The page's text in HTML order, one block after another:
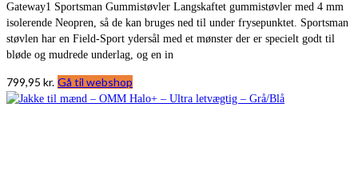
Gateway1 Sportsman Gummistøvler Langskaftet gummistøvler med 4 mm
isolerende Neopren, så de kan bruges ned til under frysepunktet. Sportsman
støvlen har en Field-Sport ydersål med et mønster der er specielt godt til
bløde og mudrede underlag, og en in
799,95 kr. Gå til webshop